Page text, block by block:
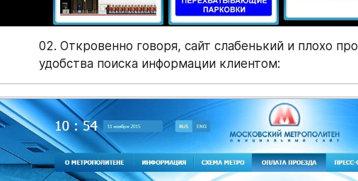
02. Откровенно говоря, сайт слабенький и плохо
удобства поиска информации клиентом: